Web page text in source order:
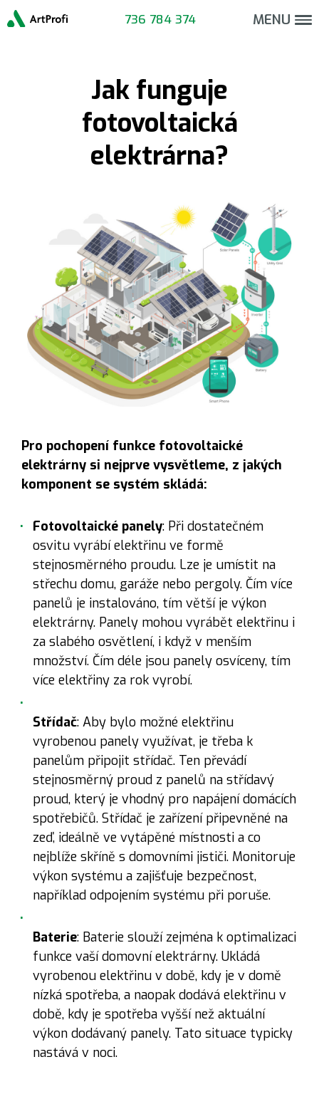
736 784 374 MENU
Jak funguje
fotovoltaická
elektrárna?
Pro pochopení funkce fotovoltaické
elektrárny si nejprve vysvětleme, z jakých
komponent se systém skládá:
Fotovoltaické panely: Při dostatečném
osvitu vyrábí elektřinu ve formě
stejnosměrného proudu. Lze je umístit na
střechu domu, garáže nebo pergoly. Čím více
panelů je instalováno, tím větší je výkon
elektrárny. Panely mohou vyrábět elektřinu i
za slabého osvětlení, i když v menším
množství. Čím déle jsou panely osvíceny, tím
více elektřiny za rok vyrobí.
Střídač: Aby bylo možné elektřinu
vyrobenou panely využívat, je třeba k
panelům připojit střídač. Ten převádí
stejnosměrný proud z panelů na střídavý
proud, který je vhodný pro napájení domácích
spotřebičů. Střídač je zařízení připevněné na
zeď, ideálně ve vytápěné místnosti a co
nejblíže skříně s domovními jističi. Monitoruje
výkon systému a zajišťuje bezpečnost,
například odpojením systému při poruše.
Baterie: Baterie slouží zejména k optimalizaci
funkce vaší domovní elektrárny. Ukládá
vyrobenou elektřinu v době, kdy je v domě
nízká spotřeba, a naopak dodává elektřinu v
době, kdy je spotřeba vyšší než aktuální
výkon dodávaný panely. Tato situace typicky
nastává v noci.